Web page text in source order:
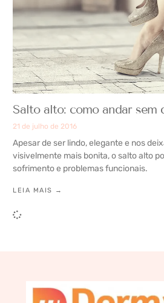
Salto alto: como andar sem
21 de julho de 2016
Apesar de ser lindo, elegante e nos
visivelmente mais bonita, o salto alto
sofrimento e problemas funcionais.
LEIA MAIS →